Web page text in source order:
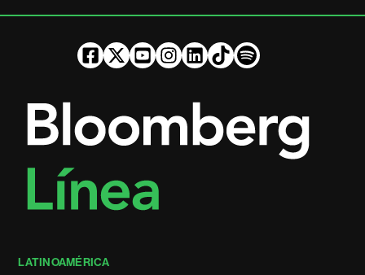
LATINOAMÉRICA